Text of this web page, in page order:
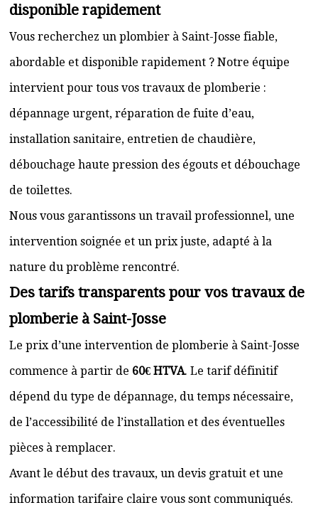
disponible rapidement
Vous recherchez un plombier à Saint-Josse fiable,
abordable et disponible rapidement ? Notre équipe
intervient pour tous vos travaux de plomberie :
dépannage urgent, réparation de fuite d’eau,
installation sanitaire, entretien de chaudière,
débouchage haute pression des égouts et débouchage
de toilettes.
Nous vous garantissons un travail professionnel, une
intervention soignée et un prix juste, adapté à la
nature du problème rencontré.
Des tarifs transparents pour vos travaux de
plomberie à Saint-Josse
Le prix d’une intervention de plomberie à Saint-Josse
commence à partir de 60€ HTVA. Le tarif définitif
dépend du type de dépannage, du temps nécessaire,
de l’accessibilité de l’installation et des éventuelles
pièces à remplacer.
Avant le début des travaux, un devis gratuit et une
information tarifaire claire vous sont communiqués.